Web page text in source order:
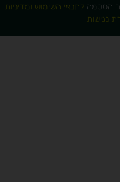
הסכמהלתנאי השימוש ומדיניות
נגישות